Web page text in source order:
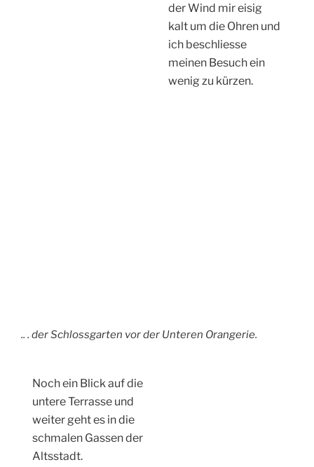
der Wind mir eisig
kalt um die Ohren und
ich beschliesse
meinen Besuch ein
wenig zu kürzen.
Im 18. Jahrhundert